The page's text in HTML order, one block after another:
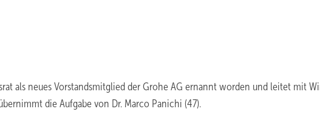
als neues Vorstandsmitglied der Grohe AG ernannt worden und leitet mit
die Aufgabe von Dr. Marco Panichi (47).